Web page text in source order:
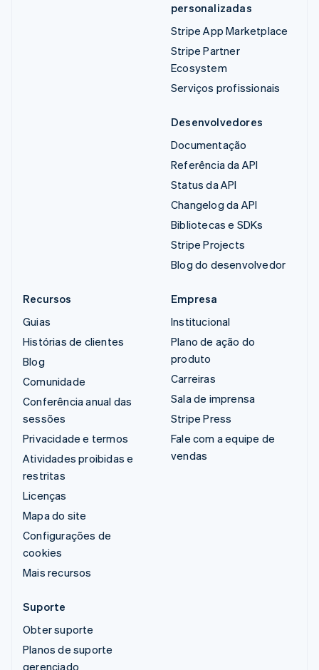
personalizadas
Stripe App Marketplace
Stripe Partner
Ecosystem
Serviços profissionais
Desenvolvedores
Documentação
Referência da API
Status da API
Changelog da API
Bibliotecas e SDKs
Stripe Projects
Blog do desenvolvedor
Recursos
Guias
Histórias de clientes
Blog
Comunidade
Conferência anual das
sessões
Privacidade e termos
Atividades proibidas e
restritas
Licenças
Mapa do site
Configurações de
cookies
Mais recursos
Empresa
Institucional
Plano de ação do
produto
Carreiras
Sala de imprensa
Stripe Press
Fale com a equipe de
vendas
Suporte
Obter suporte
Planos de suporte
gerenciado